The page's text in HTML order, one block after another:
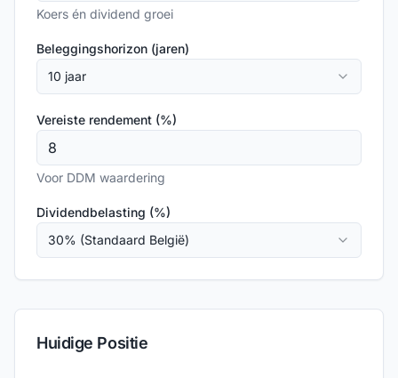
Koers én dividend groei
Beleggingshorizon (jaren)
10 jaar
Vereiste rendement (%)
Voor DDM waardering
Dividendbelasting (%)
30% (Standaard België)
Huidige Positie